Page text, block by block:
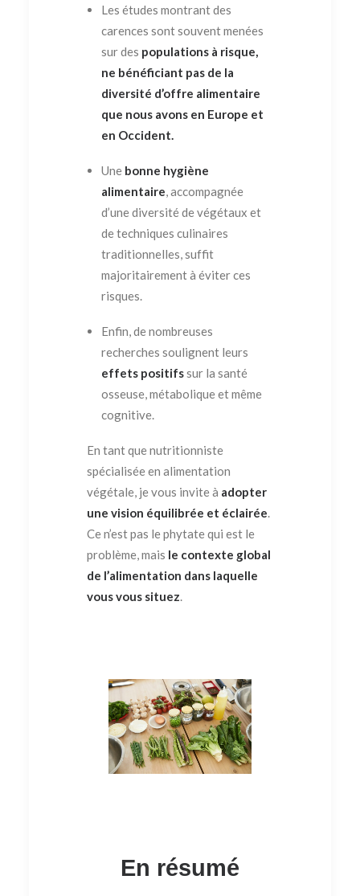
Les études montrant des
carences sont souvent menées
sur des populations à risque,
ne bénéficiant pas de la
diversité d’offre alimentaire
que nous avons en Europe et
en Occident.
Une bonne hygiène
alimentaire, accompagnée
d’une diversité de végétaux et
de techniques culinaires
traditionnelles, suffit
majoritairement à éviter ces
risques.
Enfin, de nombreuses
recherches soulignent leurs
effets positifssur la santé
osseuse, métabolique et même
cognitive.
En tant que nutritionniste
spécialisée en alimentation
végétale, je vous invite à adopter
une vision équilibrée et éclairée.
Ce n’est pas le phytate qui est le
problème, mais le contexte global
de l’alimentation dans laquelle
vous vous situez.
En résumé